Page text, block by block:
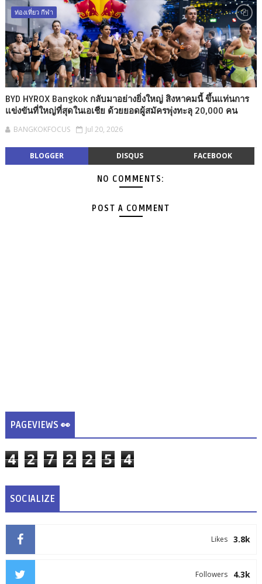
ท่องเที่ยว กีฬา
BYD HYROX Bangkok กลับมาอย่างยิ่งใหญ่ สิงหาคมนี้ ขึ้นแท่นการ
แข่งขันที่ใหญ่ที่สุดในเอเชีย ด้วยยอดผู้สมัครพุ่งทะลุ 20,000 คน
BANGKOKFOCUS Jul 20, 2026
BLOGGER DISQUS FACEBOOK
NO COMMENTS:
POST A COMMENT
PAGEVIEWS 👀
4 2 7 2 2 5 4
SOCIALIZE
3.8k
Likes
4.3k
Followers